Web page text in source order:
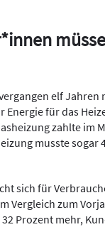
elf Jahren
für das
zahlte im
musste sogar
sich für
Vergleich zum
Prozent mehr,